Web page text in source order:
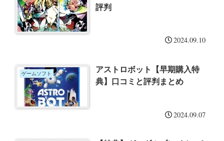
評判
2024.09.10
ゲームソフト
アストロボット【早期購入特
典】口コミと評判まとめ
2024.09.07